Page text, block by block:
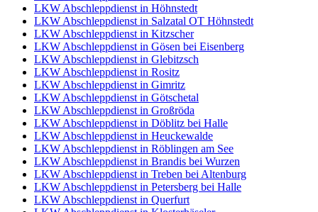
LKW Abschleppdienst in Höhnstedt
LKW Abschleppdienst in Salzatal OT Höhnstedt
LKW Abschleppdienst in Kitzscher
LKW Abschleppdienst in Gösen bei Eisenberg
LKW Abschleppdienst in Glebitzsch
LKW Abschleppdienst in Rositz
LKW Abschleppdienst in Gimritz
LKW Abschleppdienst in Götschetal
LKW Abschleppdienst in Großröda
LKW Abschleppdienst in Döblitz bei Halle
LKW Abschleppdienst in Heuckewalde
LKW Abschleppdienst in Röblingen am See
LKW Abschleppdienst in Brandis bei Wurzen
LKW Abschleppdienst in Treben bei Altenburg
LKW Abschleppdienst in Petersberg bei Halle
LKW Abschleppdienst in Querfurt